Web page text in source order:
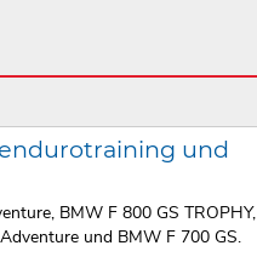
und
BMW F 800 GS TROPHY,
und BMW F 700 GS.